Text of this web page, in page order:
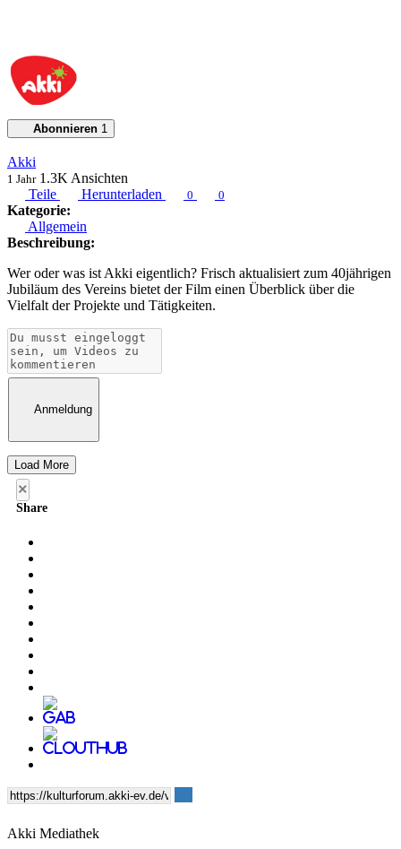
Abonnieren 1
Akki
1 Jahr 1.3K Ansichten
Teile
Herunterladen 0 0
Kategorie:
Allgemein
Beschreibung:
Wer oder was ist Akki eigentlich? Frisch aktualisiert zum 40jährigen
Jubiläum des Vereins bietet der Film einen Überblick über die
Vielfalt der Projekte und Tätigkeiten.
Anmeldung
Load More
Akki Mediathek
×
Share